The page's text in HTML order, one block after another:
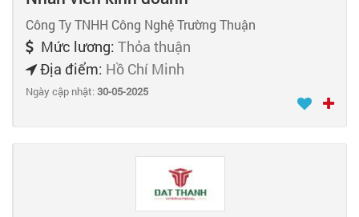
Công Ty TNHH Công Nghệ Trường Thuận
Mức lương: Thỏa thuận
Địa điểm: Hồ Chí Minh
Ngày cập nhật:30-05-2025